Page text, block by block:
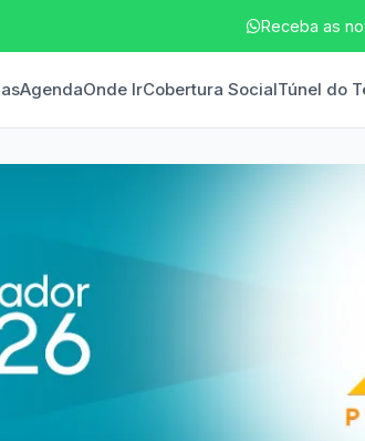
Receba as
AgendaOnde IrCobertura SocialTúnel do